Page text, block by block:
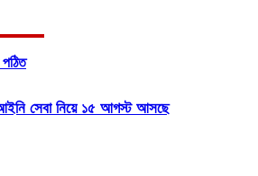
পঠিত
সেবা নিয়ে ১৫ আগস্ট আসছে